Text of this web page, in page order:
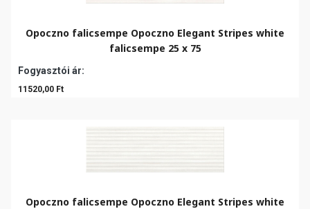
Opoczno falicsempe Opoczno Elegant Stripes white
falicsempe 25 x 75
Fogyasztói ár:
11520,00 Ft
Opoczno falicsempe Opoczno Elegant Stripes white